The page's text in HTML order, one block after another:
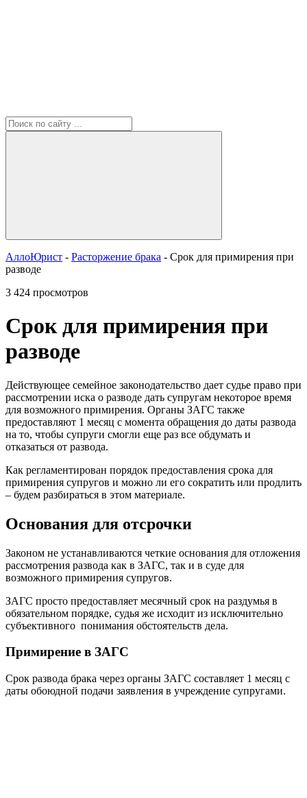
АллоЮрист - Расторжение брака - Срок для примирения при
разводе
3 424 просмотров
Срок для примирения при
разводе
Действующее семейное законодательство дает судье право при
рассмотрении иска о разводе дать супругам некоторое время
для возможного примирения. Органы ЗАГС также
предоставляют 1 месяц с момента обращения до даты развода
на то, чтобы супруги смогли еще раз все обдумать и
отказаться от развода.
Как регламентирован порядок предоставления срока для
примирения супругов и можно ли его сократить или продлить
– будем разбираться в этом материале.
Основания для отсрочки
Законом не устанавливаются четкие основания для отложения
рассмотрения развода как в ЗАГС, так и в суде для
возможного примирения супругов.
ЗАГС просто предоставляет месячный срок на раздумья в
обязательном порядке, судья же исходит из исключительно
субъективного понимания обстоятельств дела.
Примирение в ЗАГС
Срок развода брака через органы ЗАГС составляет 1 месяц с
даты обоюдной подачи заявления в учреждение супругами.